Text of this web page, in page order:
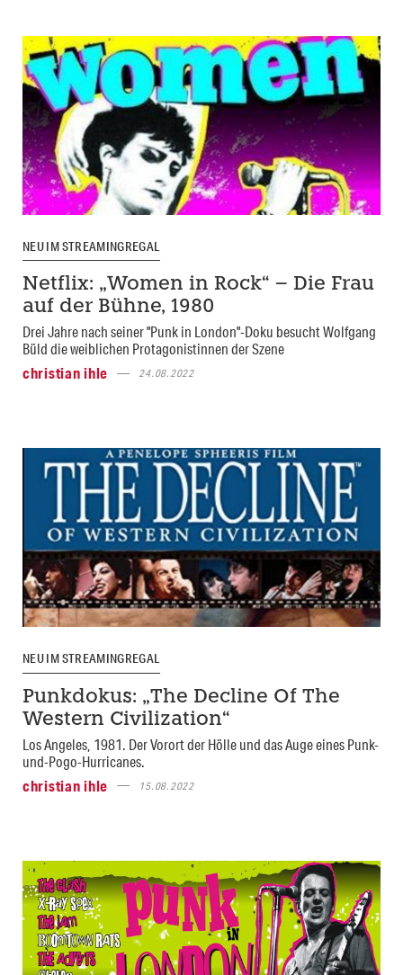
NEU IM STREAMINGREGAL
Netflix: „Women in Rock“ – Die Frau
auf der Bühne, 1980
Drei Jahre nach seiner "Punk in London"-Doku besucht Wolfgang
Büld die weiblichen Protagonistinnen der Szene
christian ihle
24.08.2022
NEU IM STREAMINGREGAL
Punkdokus: „The Decline Of The
Western Civilization“
Los Angeles, 1981. Der Vorort der Hölle und das Auge eines Punk-
und-Pogo-Hurricanes.
christian ihle
15.08.2022